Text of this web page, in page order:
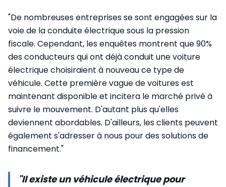
"De nombreuses entreprises se sont engagées sur la
voie de la conduite électrique sous la pression
fiscale. Cependant, les enquêtes montrent que 90%
des conducteurs qui ont déjà conduit une voiture
électrique choisiraient à nouveau ce type de
véhicule. Cette première vague de voitures est
maintenant disponible et incitera le marché privé à
suivre le mouvement. D'autant plus qu'elles
deviennent abordables. D'ailleurs, les clients peuvent
également s'adresser à nous pour des solutions de
financement."
"Il existe un véhicule électrique pour